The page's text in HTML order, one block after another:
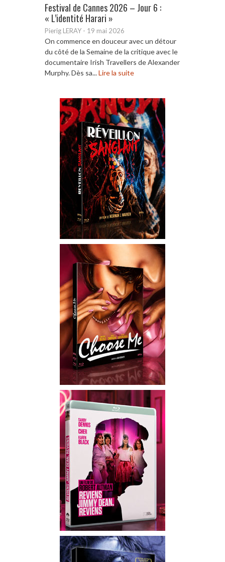
Festival de Cannes 2026 – Jour 6 :
« L’identité Harari »
Pierig LERAY - 19 mai 2026
On commence en douceur avec un détour
du côté de la Semaine de la critique avec le
documentaire Irish Travellers de Alexander
Murphy. Dès sa...Lire la suite